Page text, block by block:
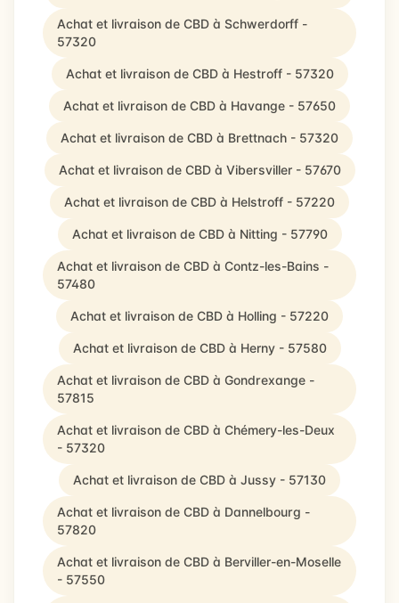
Achat et livraison de CBD à Schwerdorff -
57320
Achat et livraison de CBD à Hestroff - 57320
Achat et livraison de CBD à Havange - 57650
Achat et livraison de CBD à Brettnach - 57320
Achat et livraison de CBD à Vibersviller - 57670
Achat et livraison de CBD à Helstroff - 57220
Achat et livraison de CBD à Nitting - 57790
Achat et livraison de CBD à Contz-les-Bains -
57480
Achat et livraison de CBD à Holling - 57220
Achat et livraison de CBD à Herny - 57580
Achat et livraison de CBD à Gondrexange -
57815
Achat et livraison de CBD à Chémery-les-Deux
- 57320
Achat et livraison de CBD à Jussy - 57130
Achat et livraison de CBD à Dannelbourg -
57820
Achat et livraison de CBD à Berviller-en-Moselle
- 57550